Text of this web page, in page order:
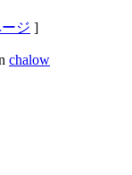
ジ ]
chalow